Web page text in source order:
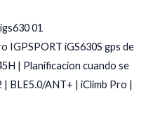
IGPSPORT iGS630S gps de
| Planificacion cuando se
BLE5.0/ANT+ | iClimb Pro |